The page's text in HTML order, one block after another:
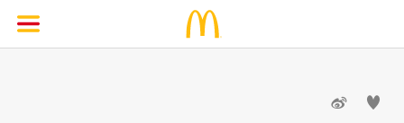
 